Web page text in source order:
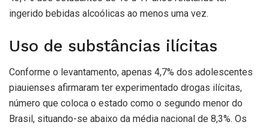
ingerido bebidas alcoólicas ao menos uma vez.
Uso de substâncias ilícitas
Conforme o levantamento, apenas 4,7% dos adolescentes
piauienses afirmaram ter experimentado drogas ilícitas,
número que coloca o estado como o segundo menor do
Brasil, situando-se abaixo da média nacional de 8,3%. Os